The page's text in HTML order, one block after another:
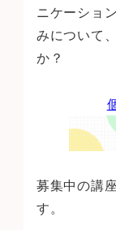
ニケーショ
みについて
か？
募集中の講
す。